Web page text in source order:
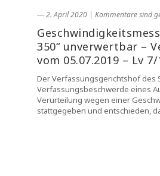
― 2. April 2020 | Kommentare sind
350“ unverwertbar –
vom 05.07.2019 – Lv 7/
Der Verfassungsgerichtshof des
Verfassungsbeschwerde eines
Verurteilung wegen einer
stattgegeben und entschieden,